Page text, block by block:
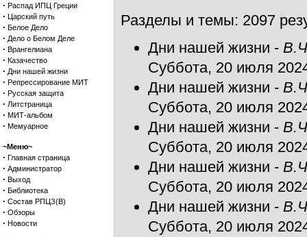
· Распад ИПЦ Греции
· Царский путь
· Белое Дело
· Дело о Белом Деле
· Врангелиана
· Казачество
· Дни нашей жизни
· Репрессирование МИТ
· Русская защита
· Литстраница
· МИТ-альбом
· Мемуарное
~Меню~
· Главная страница
· Администратор
· Выход
· Библиотека
· Состав РПЦЗ(В)
· Обзоры
· Новости
Разделы и темы: 2097
Дни нашей жизни -
Суббота, 20 июля
Дни нашей жизни -
Суббота, 20 июля
Дни нашей жизни -
Суббота, 20 июля
Дни нашей жизни -
Суббота, 20 июля
Дни нашей жизни -
Суббота, 20 июля